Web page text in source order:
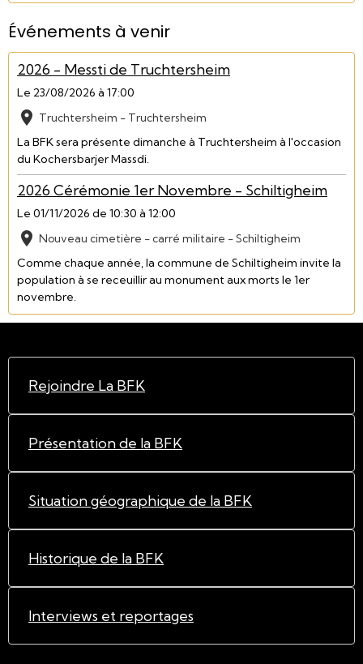
Événements à venir
2026 - Messti de Truchtersheim
Le 23/08/2026 à 17:00
Truchtersheim - Truchtersheim
La BFK sera présente dimanche à Truchtersheim à l'occasion
du Kochersbarjer Massdi.
2026 Cérémonie 1er Novembre - Schiltigheim
Le 01/11/2026 de 10:30 à 12:00
Nouveau cimetière - carré militaire - Schiltigheim
Comme chaque année, la commune de Schiltigheim invite la
population à se receuillir au monument aux morts le 1er
novembre.
Rejoindre La BFK
Présentation de la BFK
Situation géographique de la BFK
Historique de la BFK
Interviews et reportages